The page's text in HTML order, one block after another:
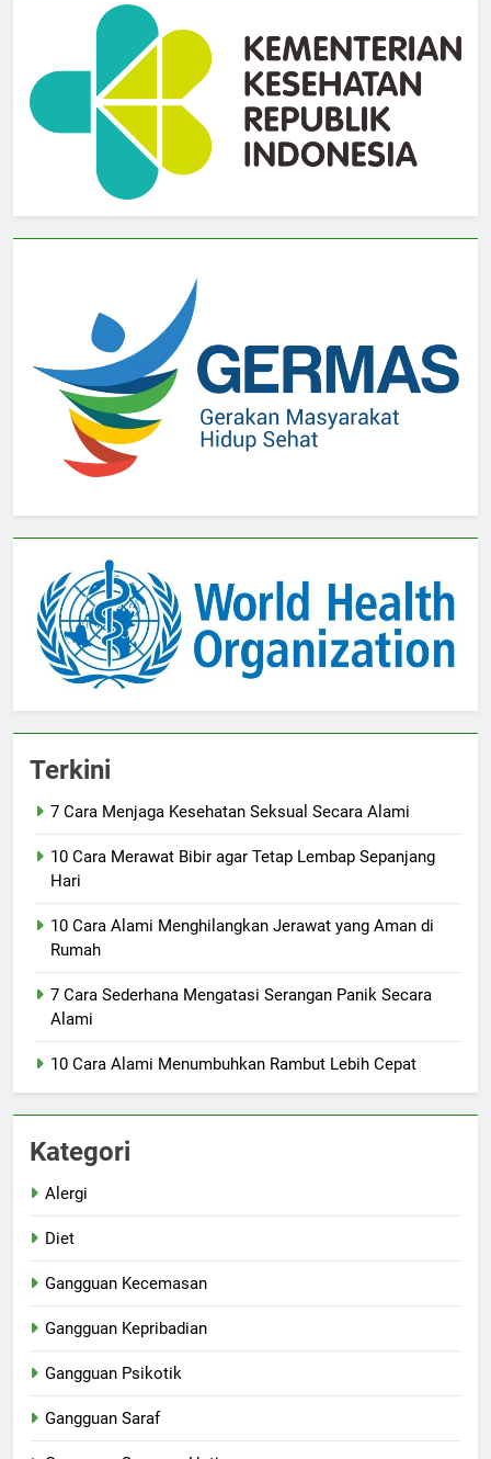
Terkini
7 Cara Menjaga Kesehatan Seksual Secara Alami
10 Cara Merawat Bibir agar Tetap Lembap Sepanjang
Hari
10 Cara Alami Menghilangkan Jerawat yang Aman di
Rumah
7 Cara Sederhana Mengatasi Serangan Panik Secara
Alami
10 Cara Alami Menumbuhkan Rambut Lebih Cepat
Kategori
Alergi
Diet
Gangguan Kecemasan
Gangguan Kepribadian
Gangguan Psikotik
Gangguan Saraf